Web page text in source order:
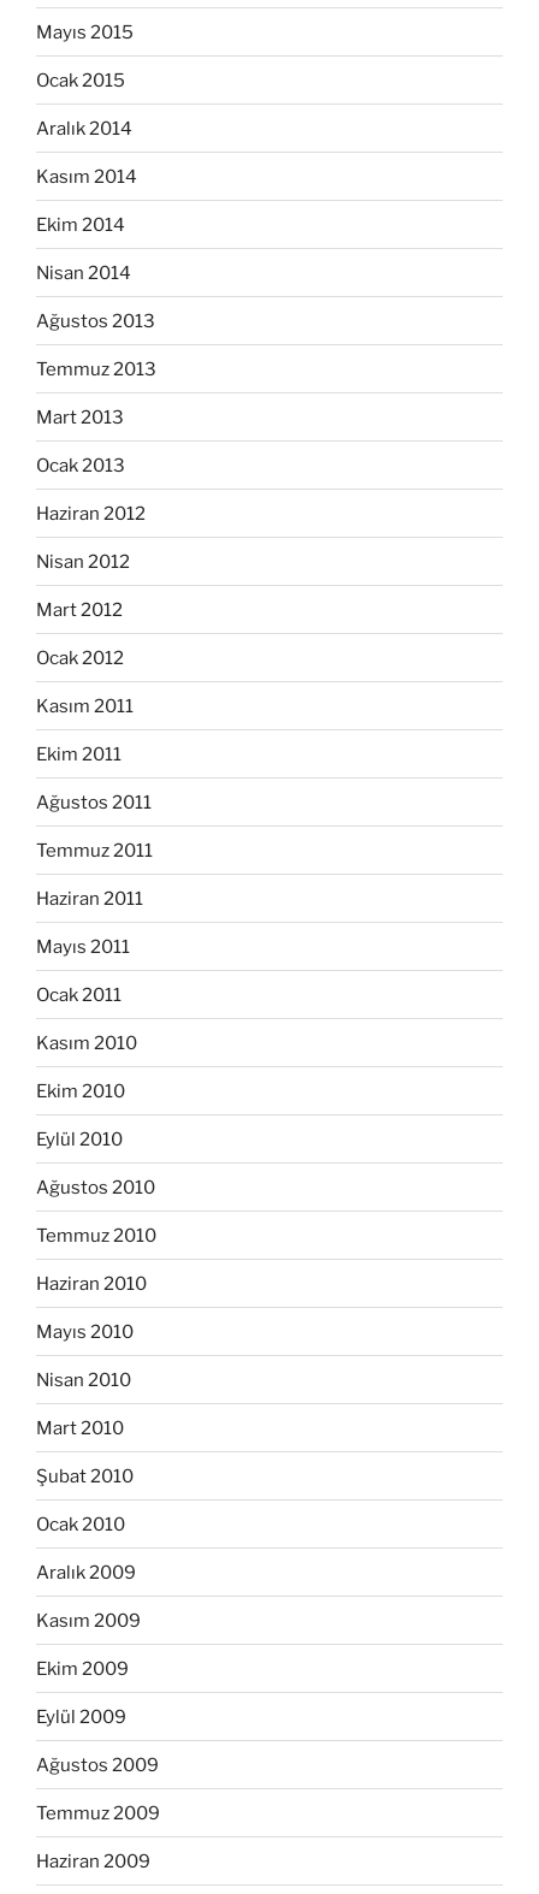
Mayıs 2015
Ocak 2015
Aralık 2014
Kasım 2014
Ekim 2014
Nisan 2014
Ağustos 2013
Temmuz 2013
Mart 2013
Ocak 2013
Haziran 2012
Nisan 2012
Mart 2012
Ocak 2012
Kasım 2011
Ekim 2011
Ağustos 2011
Temmuz 2011
Haziran 2011
Mayıs 2011
Ocak 2011
Kasım 2010
Ekim 2010
Eylül 2010
Ağustos 2010
Temmuz 2010
Haziran 2010
Mayıs 2010
Nisan 2010
Mart 2010
Şubat 2010
Ocak 2010
Aralık 2009
Kasım 2009
Ekim 2009
Eylül 2009
Ağustos 2009
Temmuz 2009
Haziran 2009